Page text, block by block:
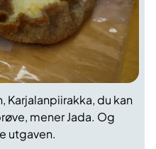
Karjalanpiirakka, du kan
mener Jada. Og
utgaven.